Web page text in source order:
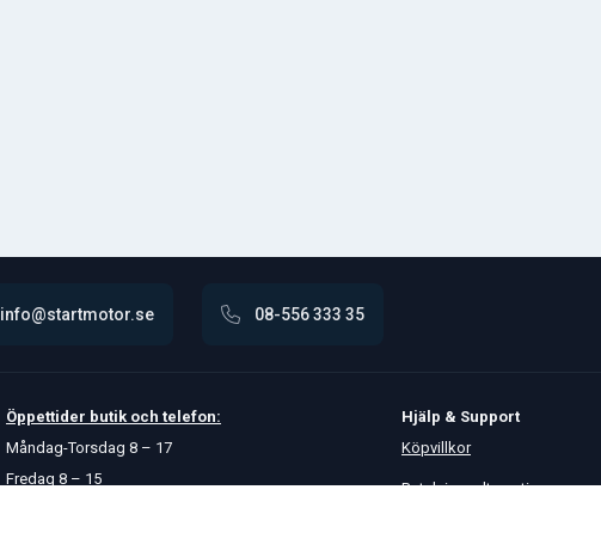
info@startmotor.se 08-556 333 35
Öppettider butik och telefon:
Måndag-Torsdag 8 – 17
Fredag 8 – 15
Hjälp & Support
Köpvillkor
Betalningsalternativ